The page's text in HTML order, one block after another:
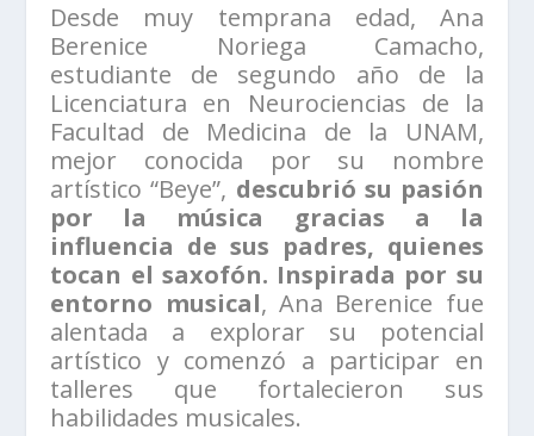
Desde muy temprana edad, Ana
Berenice Noriega Camacho,
estudiante de segundo año de la
Licenciatura en Neurociencias de la
Facultad de Medicina de la UNAM,
mejor conocida por su nombre
artístico “Beye”, descubrió su pasión
por la música gracias a la
influencia de sus padres, quienes
tocan el saxofón. Inspirada por su
entorno musical, Ana Berenice fue
alentada a explorar su potencial
artístico y comenzó a participar en
talleres que fortalecieron sus
habilidades musicales.